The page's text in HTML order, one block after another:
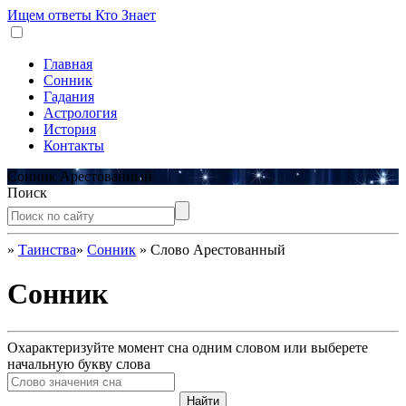
Ищем ответы Кто Знает
Главная
Сонник
Гадания
Астрология
История
Контакты
Сонник Арестованный
Поиск
» Таинства» Сонник » Слово Арестованный
Сонник
Охарактеризуйте момент сна одним словом или выберете
начальную букву слова